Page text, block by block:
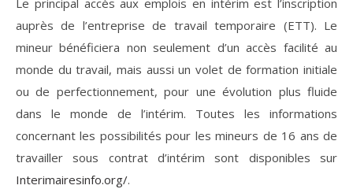
Le principal accès aux emplois en intérim est l’inscription
auprès de l’entreprise de travail temporaire (ETT). Le
mineur bénéficiera non seulement d’un accès facilité au
monde du travail, mais aussi un volet de formation initiale
ou de perfectionnement, pour une évolution plus fluide
dans le monde de l’intérim. Toutes les informations
concernant les possibilités pour les mineurs de 16 ans de
travailler sous contrat d’intérim sont disponibles sur
Interimairesinfo.org/.